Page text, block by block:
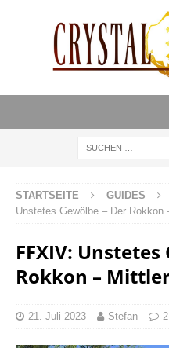
STARTSEITE GUIDES
Unstetes Gewölbe – Der Rokkon
FFXIV:
Rokkon –
21. Juli 2023 Stefan 2